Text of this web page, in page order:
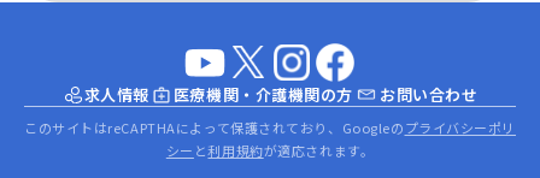
求人情報 医療機関・介護機関の方 お問い合わせ
このサイトはreCAPTHAによって保護されており、Googleのプライバシーポリ
シー と利用規約が適応されます。